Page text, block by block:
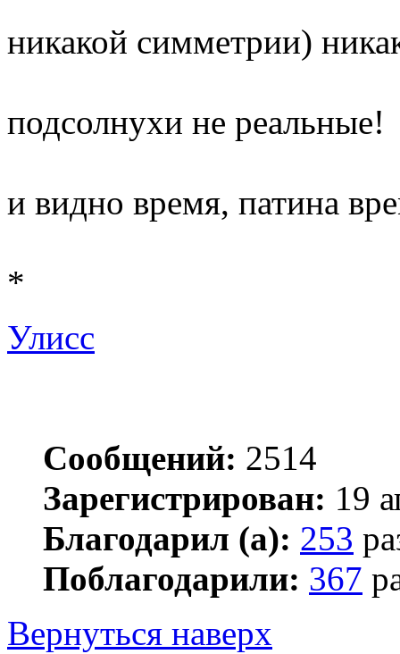
никакой симметрии)
подсолнухи не реальные!
и видно время, патина
*
Улисс
Сообщений: 2514
Зарегистрирован: 19
Благодарил (а): 253
Поблагодарили: 367
Вернуться наверх